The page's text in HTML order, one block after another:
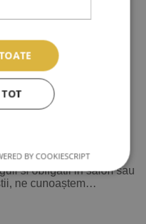
artist intr-o piata in
cea mai…
si obligatii in salon sau
ne cunoaștem…
BY COOKIESCRIPT